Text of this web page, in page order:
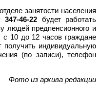
занятости населения
347-46-22 будет работать
людей предпенсионного и
с 10 до 12 часов граждане
получить индивидуальную
(по записи), телефон
Фото из архива редакции